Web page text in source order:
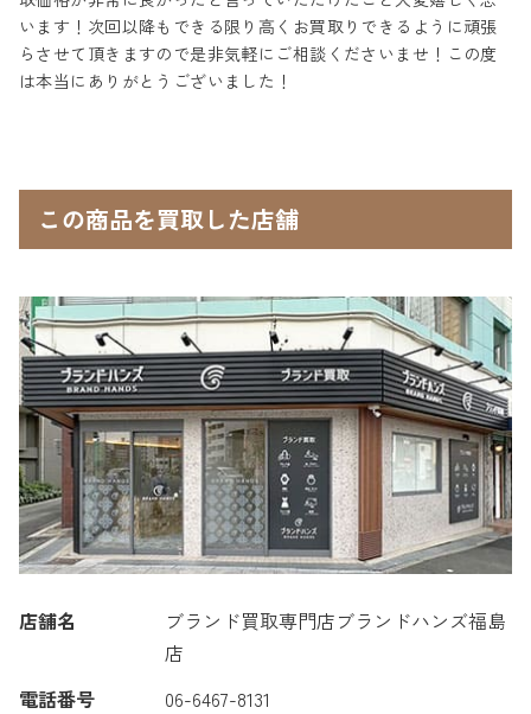
います！次回以降もできる限り高くお買取りできるように頑張
らさせて頂きますので是非気軽にご相談くださいませ！この度
は本当にありがとうございました！
この商品を買取した店舗
店舗名
ブランド買取専門店ブランドハンズ福島
店
電話番号
06-6467-8131